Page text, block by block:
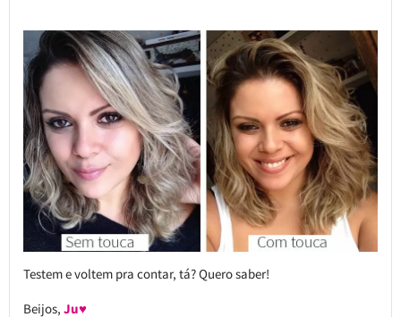
Testem e voltem pra contar, tá? Quero saber!
Beijos, Ju♥